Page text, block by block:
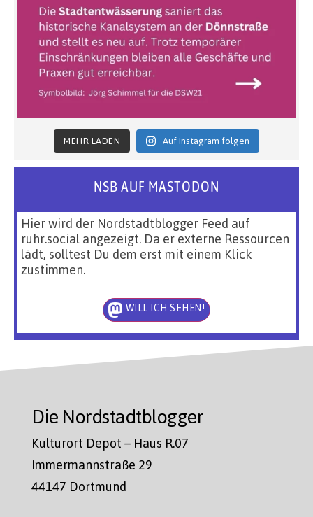
MEHR LADEN Auf Instagram folgen
NSB AUF MASTODON
Hier wird der Nordstadtblogger Feed auf
ruhr.social angezeigt. Da er externe Ressourcen
lädt, solltest Du dem erst mit einem Klick
zustimmen.
WILL ICH SEHEN!
Die Nordstadtblogger
Kulturort Depot – Haus R.07
Immermannstraße 29
44147 Dortmund